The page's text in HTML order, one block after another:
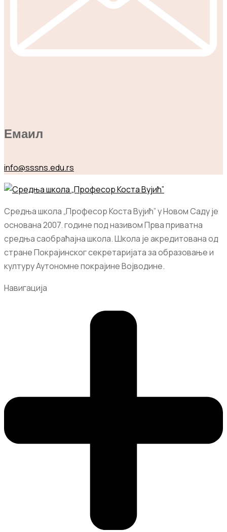
Емаил
info@sssns.edu.rs
Средња школа „Професор Коста Вујић” у Новом Саду је
основана 2007. године под називом Прва приватна
средња саобраћајна школа. Школа је акредитована од
стране Покрајинског секретаријата за образовање и
културу Аутономне покрајине Војводине.
Навигација